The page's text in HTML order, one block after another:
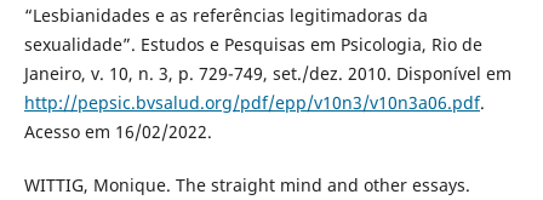
“Lesbianidades e as referências legitimadoras da
sexualidade”. Estudos e Pesquisas em Psicologia, Rio de
Janeiro, v. 10, n. 3, p. 729-749, set./dez. 2010. Disponível em
http://pepsic.bvsalud.org/pdf/epp/v10n3/v10n3a06.pdf.
Acesso em 16/02/2022.
WITTIG, Monique. The straight mind and other essays.